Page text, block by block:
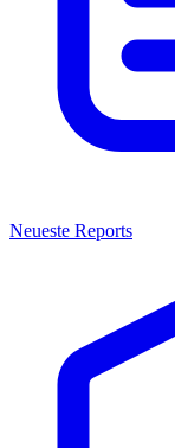
Neueste Reports